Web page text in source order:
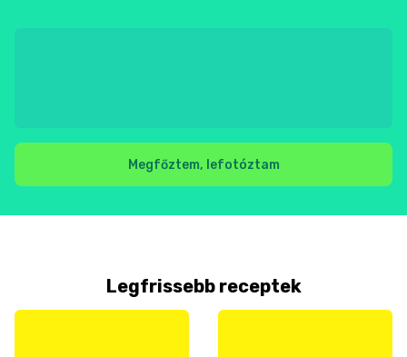
Megfőztem, lefotóztam
Legfrissebb receptek